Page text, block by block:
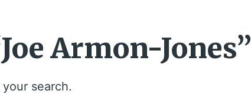
Armon-Jones”
search.